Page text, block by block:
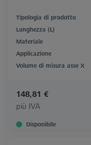
Tipologia di prodotto
Lunghezza (L)
Materiale
Applicazione
Volume di misura asse X
148,81 €
più IVA
Disponibile